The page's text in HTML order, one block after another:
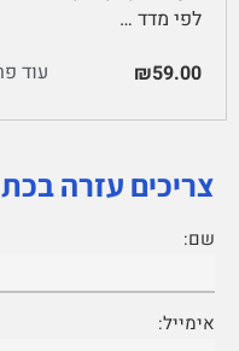
לפי מדד …
₪59.00
עוד
צריכים עזרה
שם:
אימייל: